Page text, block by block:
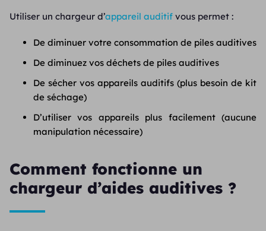
Utiliser un chargeur d’appareil auditifvous permet :
De diminuer votre consommation de piles auditives
De diminuez vos déchets de piles auditives
De sécher vos appareils auditifs (plus besoin de kit
de séchage)
D’utiliser vos appareils plus facilement (aucune
manipulation nécessaire)
Comment fonctionne un
chargeur d’aides auditives ?